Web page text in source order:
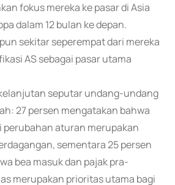
fokus mereka ke pasar di Asia
dalam 12 bulan ke depan.
sekitar seperempat dari mereka
AS sebagai pasar utama
seputar undang-undang
27 persen mengatakan bahwa
aturan merupakan
sementara 25 persen
bea masuk dan pajak pra-
merupakan prioritas utama bagi